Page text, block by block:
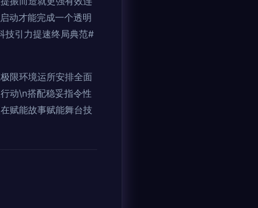
动才能完成一个透明
技引力提速终局典范#
限环境运所安排全面
动\n搭配稳妥指令性
赋能故事赋能舞台技